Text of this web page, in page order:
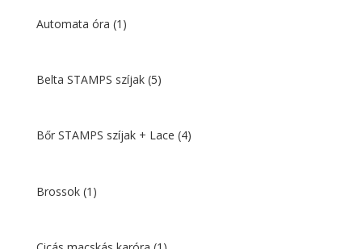
Automata óra (1)
Belta STAMPS szíjak (5)
Bőr STAMPS szíjak + Lace (4)
Brossok (1)